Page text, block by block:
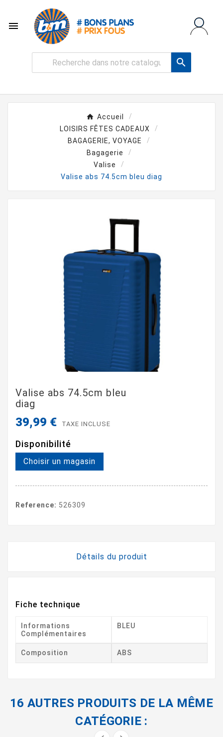


Accueil
LOISIRS FÊTES CADEAUX
BAGAGERIE, VOYAGE
Bagagerie
Valise
Valise abs 74.5cm bleu diag
Valise abs 74.5cm bleu
diag
39,99 € TAXE INCLUSE
Disponibilité
Choisir un magasin
Reference: 526309
Détails du produit
Fiche technique
Informations
Complémentaires
BLEU
Composition ABS
16 AUTRES PRODUITS DE LA MÊME
CATÉGORIE :